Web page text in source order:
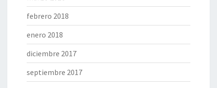
febrero 2018
enero 2018
diciembre 2017
septiembre 2017